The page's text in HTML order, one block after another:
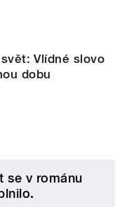
Vlídné slovo
dobu
se v románu